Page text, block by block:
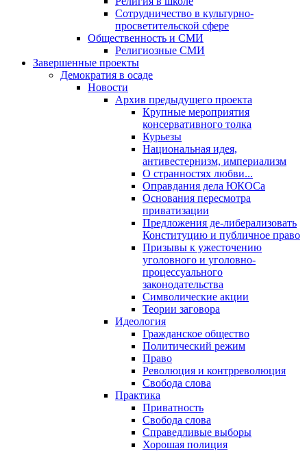
Сотрудничество в культурно-
просветительской сфере
Общественность и СМИ
Религиозные СМИ
Завершенные проекты
Демократия в осаде
Новости
Архив предыдущего проекта
Крупные мероприятия
консервативного толка
Курьезы
Национальная идея,
антивестернизм, империализм
О странностях любви...
Оправдания дела ЮКОСа
Основания пересмотра
приватизации
Предложения де-либерализовать
Конституцию и публичное право
Призывы к ужесточению
уголовного и уголовно-
процессуального
законодательства
Символические акции
Теории заговора
Идеология
Гражданское общество
Политический режим
Право
Революция и контрреволюция
Свобода слова
Практика
Приватность
Свобода слова
Справедливые выборы
Хорошая полиция